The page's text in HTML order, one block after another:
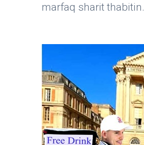
marfaq sharit thabitin.